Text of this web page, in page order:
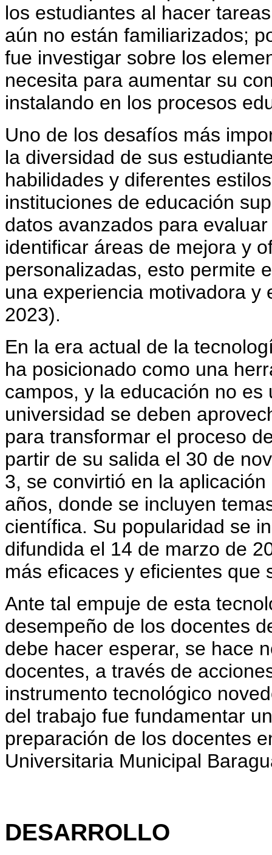
los estudiantes al hacer
aún no están familiarizados;
fue investigar sobre los
necesita para aumentar su
instalando en los procesos
Uno de los desafíos más
la diversidad de sus
habilidades y diferentes
instituciones de educación
datos avanzados para
identificar áreas de mejora y
personalizadas, esto permite
una experiencia motivadora y
2023).
En la era actual de la
ha posicionado como una
campos, y la educación no
universidad se deben
para transformar el proceso
partir de su salida el 30 de
3, se convirtió en la
años, donde se incluyen
científica. Su popularidad se
difundida el 14 de marzo de
más eficaces y eficientes que
Ante tal empuje de esta
desempeño de los docentes
debe hacer esperar, se hace
docentes, a través de
instrumento tecnológico
del trabajo fue fundamentar
preparación de los docentes
Universitaria Municipal
DESARROLLO